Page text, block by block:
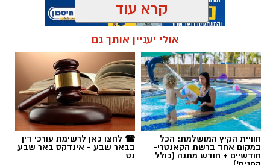
תגים:קניית עוקבים באינסטגרם
קרא עוד
אולי יעניין אותך גם
חוויית הקיץ המושלמת: הכל
במקום אחד ברשת הקאנטרי-
חודשיים + חודש מתנה (כולל
☎ לחצו כאן לרשימת עורכי דין
בבאר שבע - אינדקס באר שבע
נט